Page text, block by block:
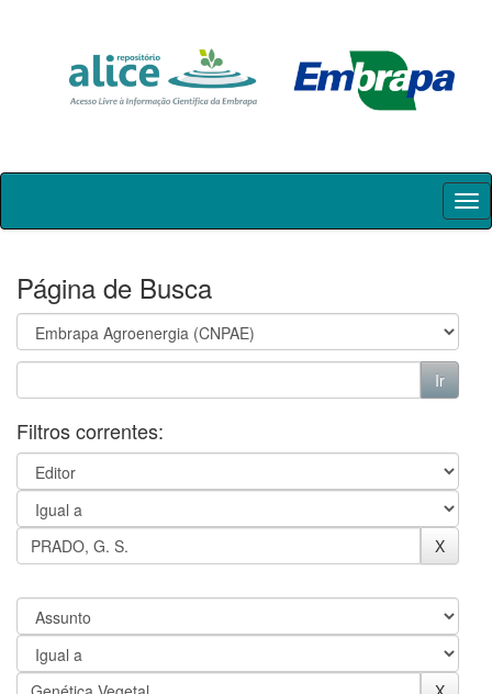
Skip
Página de Busca
Filtros correntes: